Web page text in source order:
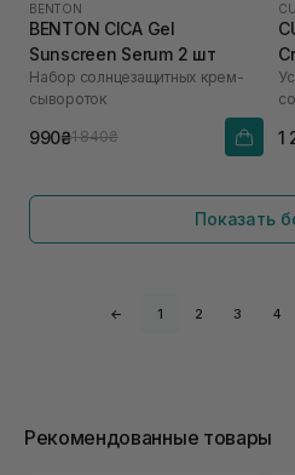
BENTON
BENTON CICA Gel
Sunscreen Serum 2 шт
Набор солнцезащитных крем-
сывороток
990₴1 840₴ 1
Показать
← 1 2 3 4
Рекомендованные товары